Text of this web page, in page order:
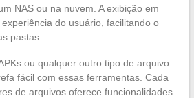
NAS ou na nuvem. A exibição em
do usuário, facilitando o
pastas.
ou qualquer outro tipo de arquivo
fácil com essas ferramentas. Cada
de arquivos oferece funcionalidades